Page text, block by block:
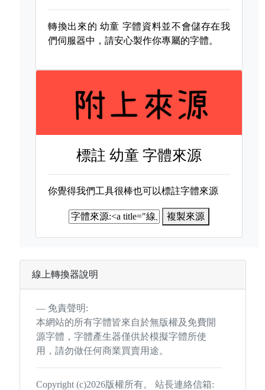
轉換出來的 幼童 字體資料並不會儲存在我
們伺服器中，請安心製作你專屬的字體。
標註幼童 字體來源
你覺得我們工具很棒也可以標註字體來源
複製來源
線上轉換器說明
免責聲明:
本網站的所有字體皆來自於無版權及免費開
源字體，字體產生器僅供於模擬字體所使
用，請勿做任何商業買賣用途。
Copyright (c)2026版權所有。 站長連絡信箱: